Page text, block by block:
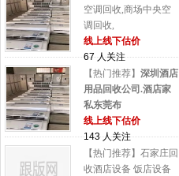
空调回收,商场中央空
调回收,
线上线下估价
67 人关注
【热门推荐】 深圳酒店
用品回收公司.酒店家
私东莞布
线上线下估价
143 人关注
【热门推荐】石家庄回
收酒店设备 饭店设备